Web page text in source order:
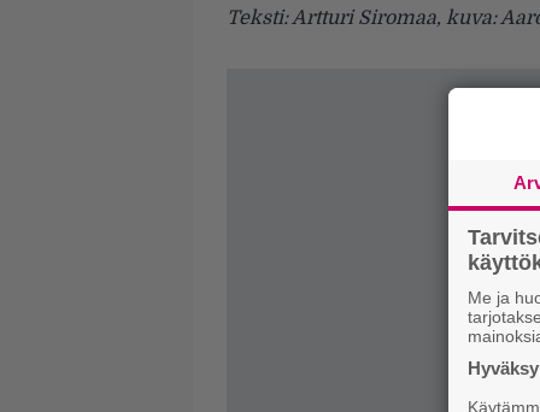
Teksti: Artturi Siromaa, kuva:
Me ja